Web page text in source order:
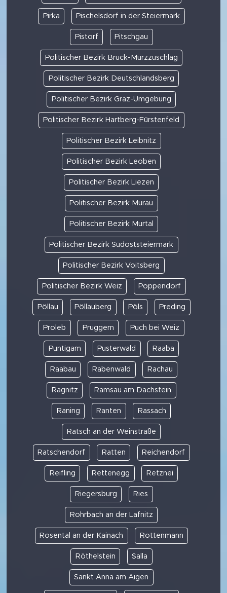
Pirka Pischelsdorf in der Steiermark
Pistorf Pitschgau
Politischer Bezirk Bruck-Mürzzuschlag
Politischer Bezirk Deutschlandsberg
Politischer Bezirk Graz-Umgebung
Politischer Bezirk Hartberg-Fürstenfeld
Politischer Bezirk Leibnitz
Politischer Bezirk Leoben
Politischer Bezirk Liezen
Politischer Bezirk Murau
Politischer Bezirk Murtal
Politischer Bezirk Südoststeiermark
Politischer Bezirk Voitsberg
Politischer Bezirk Weiz Poppendorf
Pöllau Pöllauberg Pöls Preding
Proleb Pruggern Puch bei Weiz
Puntigam Pusterwald Raaba
Raabau Rabenwald Rachau
Ragnitz Ramsau am Dachstein
Raning Ranten Rassach
Ratsch an der Weinstraße
Ratschendorf Ratten Reichendorf
Reifling Rettenegg Retznei
Riegersburg Ries
Rohrbach an der Lafnitz
Rosental an der Kainach Rottenmann
Röthelstein Salla
Sankt Anna am Aigen